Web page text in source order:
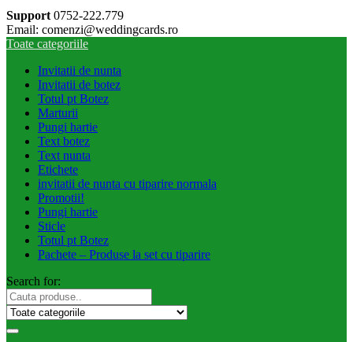
Support 0752-222.779
Email: comenzi@weddingcards.ro
Toate categoriile
Invitatii de nunta
Invitatii de botez
Totul pt Botez
Marturii
Pungi hartie
Text botez
Text nunta
Etichete
invitatii de nunta cu tiparire normala
Promotii!
Pungi hartie
Sticle
Totul pt Botez
Pachete – Produse la set cu tiparire
Search for: